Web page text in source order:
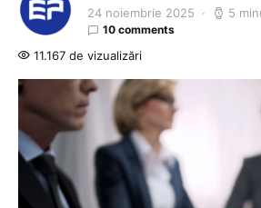
24 noiembrie 2025 5
10 comments
11.167 de vizualizări